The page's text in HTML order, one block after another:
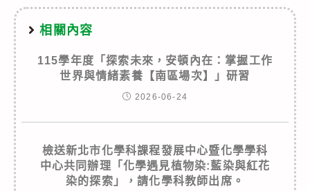
相關內容
115學年度「探索未來，安頓內在：掌握工作
世界與情緒素養【南區場次】」研習
2026-06-24
檢送新北市化學科課程發展中心暨化學學科
中心共同辦理「化學遇見植物染:藍染與紅花
染的探索」，請化學科教師出席。